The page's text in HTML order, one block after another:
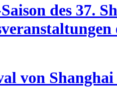
des 37.
von